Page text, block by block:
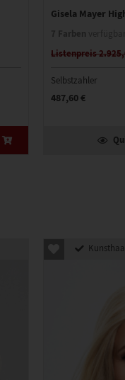
Gisela Mayer
Listenpreis
Selbstzahler
487,60 €